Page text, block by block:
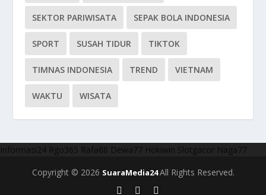
SEKTOR PARIWISATA SEPAK BOLA INDONESIA
SPORT SUSAH TIDUR TIKTOK
TIMNAS INDONESIA TREND VIETNAM
WAKTU WISATA
Informasi24 Rgo365 Rafa88 Dewa77 Hokiwin Slotgacor Naga77
Copyright © 2026 SuaraMedia24All Rights Reserved.